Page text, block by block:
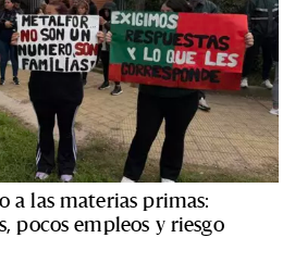
a las materias primas:
pocos empleos y riesgo